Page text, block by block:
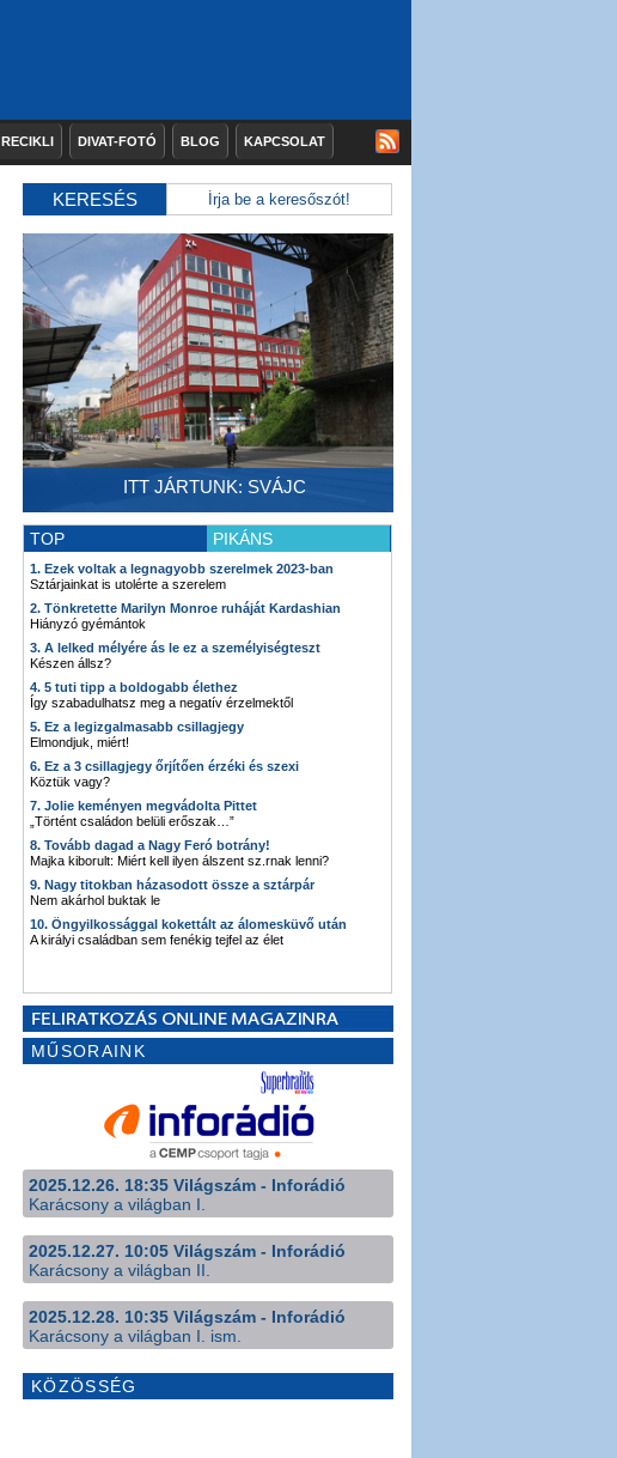
RECIKLI DIVAT-FOTÓ BLOG KAPCSOLAT
KERESÉS
ITT JÁRTUNK: SVÁJC
TOP PIKÁNS
1. Ezek voltak a legnagyobb szerelmek 2023-ban
Sztárjainkat is utolérte a szerelem
2. Tönkretette Marilyn Monroe ruháját Kardashian
Hiányzó gyémántok
3. A lelked mélyére ás le ez a személyiségteszt
Készen állsz?
4. 5 tuti tipp a boldogabb élethez
Így szabadulhatsz meg a negatív érzelmektől
5. Ez a legizgalmasabb csillagjegy
Elmondjuk, miért!
6. Ez a 3 csillagjegy őrjítően érzéki és szexi
Köztük vagy?
7. Jolie keményen megvádolta Pittet
„Történt családon belüli erőszak…”
8. Tovább dagad a Nagy Feró botrány!
Majka kiborult: Miért kell ilyen álszent sz.rnak lenni?
9. Nagy titokban házasodott össze a sztárpár
Nem akárhol buktak le
10. Öngyilkossággal kokettált az álomesküvő után
A királyi családban sem fenékig tejfel az élet
MŰSORAINK
2025.12.26. 18:35 Világszám - Inforádió
Karácsony a világban I.
2025.12.27. 10:05 Világszám - Inforádió
Karácsony a világban II.
2025.12.28. 10:35 Világszám - Inforádió
Karácsony a világban I. ism.
KÖZÖSSÉG